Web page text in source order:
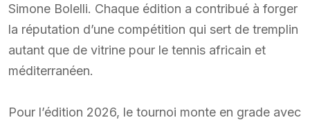
Simone Bolelli. Chaque édition a contribué à forger
la réputation d’une compétition qui sert de tremplin
autant que de vitrine pour le tennis africain et
méditerranéen.
Pour l’édition 2026, le tournoi monte en grade avec